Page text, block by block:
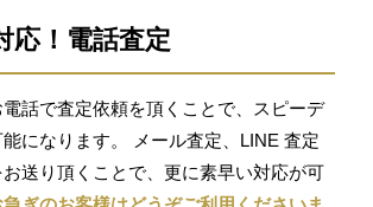
応！電話査定
話で査定依頼を頂くことで、スピーデ
になります。 メール査定、LINE 査定
送り頂くことで、更に素早い対応が可